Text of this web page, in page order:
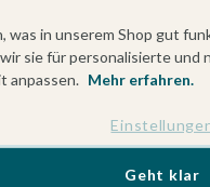
was in unserem Shop gut
sie für personalisierte
anpassen. Mehr erfahren.
Geht klar